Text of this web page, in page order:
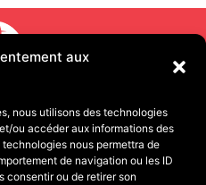
aux
nous utilisons des technologies
ou accéder aux informations des
nous permettra de
de navigation ou les ID
consentir ou de retirer son